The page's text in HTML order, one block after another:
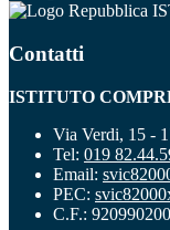
Contatti
ISTITUTO
Via Verdi, 15 -
Tel: 019
Email:
PEC:
C.F.: